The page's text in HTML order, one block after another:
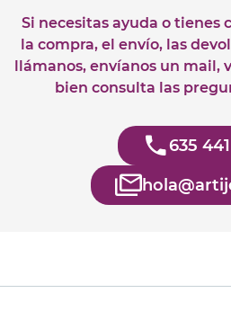
Si necesitas ayuda o tienes
la compra, el envío, las
llámanos, envíanos un mail,
bien consulta las
635